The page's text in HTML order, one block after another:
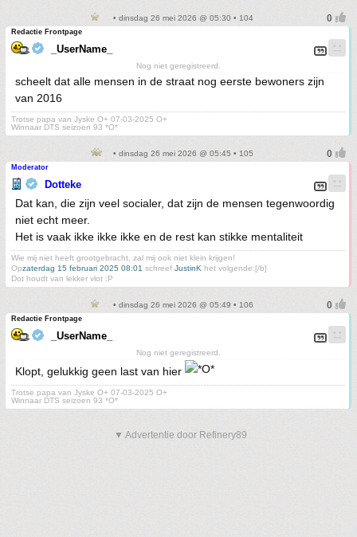
• dinsdag 26 mei 2026 @ 05:30 • 104
Redactie Frontpage
_UserName_
Nog niet geregistreerd.
scheelt dat alle mensen in de straat nog eerste bewoners zijn
van 2016
Trotse papa van Jyske O+ 07-03-2025 O+
Winnaar DTS seizoen 93 *O*
• dinsdag 26 mei 2026 @ 05:45 • 105
Moderator
Dotteke
Dat kan, die zijn veel socialer, dat zijn de mensen tegenwoordig
niet echt meer.
Het is vaak ikke ikke ikke en de rest kan stikke mentaliteit
Wie mij niet heeft grootgebracht, zal mij ook niet klein krijgen!
Opzaterdag 15 februari 2025 08:01 schreef JustinK het volgende:[/b]
Dot houdt van lekker vlot :P
• dinsdag 26 mei 2026 @ 05:49 • 106
Redactie Frontpage
_UserName_
Nog niet geregistreerd.
Klopt, gelukkig geen last van hier
Trotse papa van Jyske O+ 07-03-2025 O+
Winnaar DTS seizoen 93 *O*
▼ Advertentie door Refinery89